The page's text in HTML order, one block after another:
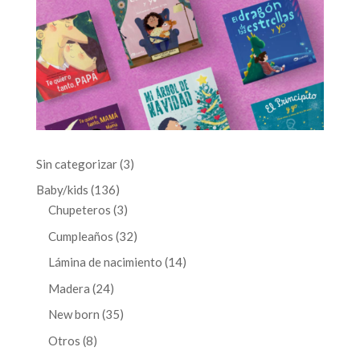
Sin categorizar 33
Baby/kids 136136
productos
Chupeteros 33
productos
Cumpleaños 3232
productos
Lámina de nacimiento 1414
Madera 2424
productos
New born 3535
Otros 88